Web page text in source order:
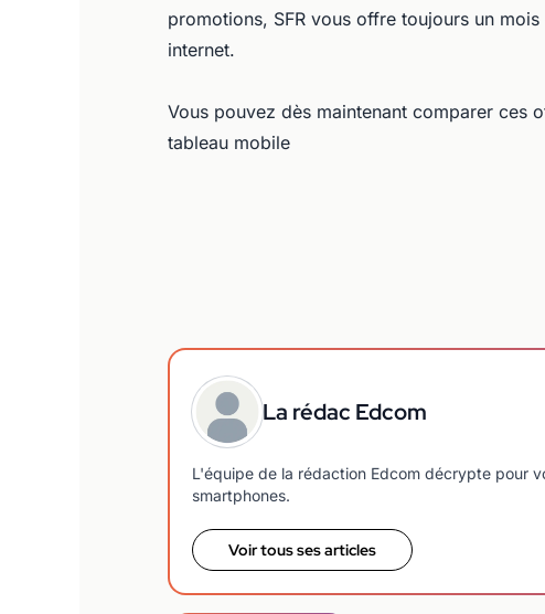
promotions, SFR vous offre toujours un
internet.
Vous pouvez dès maintenant comparer ces
tableau mobile
La rédac Edcom
L'équipe de la rédaction Edcom décrypte pour
smartphones.
Voir tous ses articles